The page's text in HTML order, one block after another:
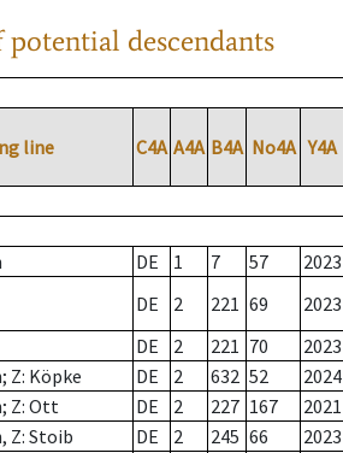
descendants
line C4A A4A B4A No4A Y4A
DE 1 7 57 2023
DE 2 221 69 2023
DE 2 221 70 2023
Z: Köpke DE 2 632 52 2024
Z: Ott DE 2 227 167 2021
Z: Stoib DE 2 245 66 2023